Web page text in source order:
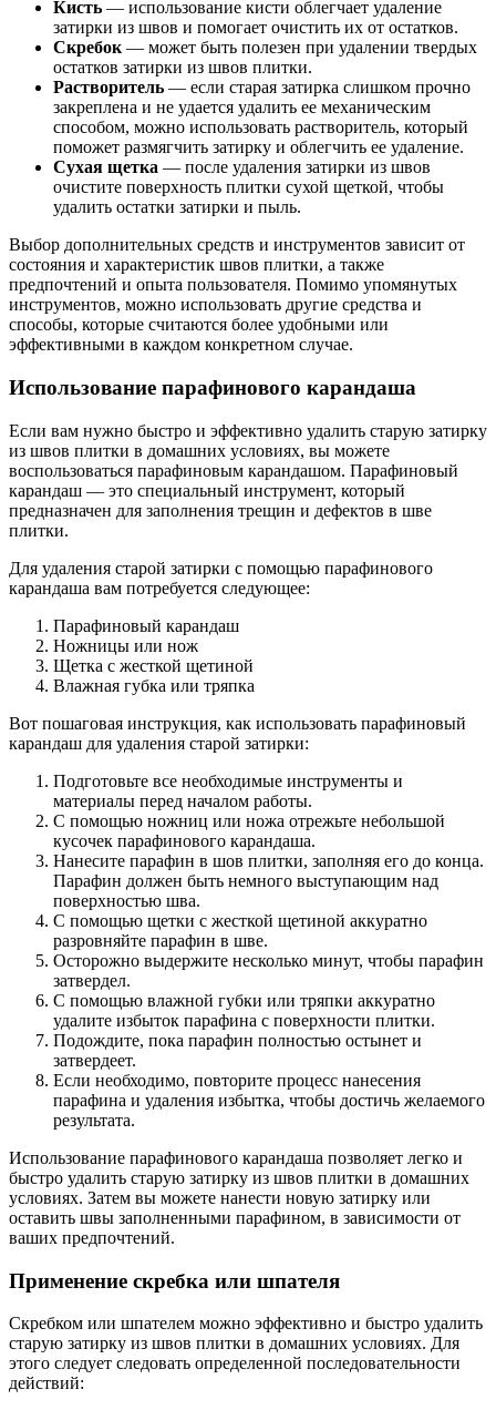
Кисть — использование кисти облегчает удаление
затирки из швов и помогает очистить их от остатков.
Скребок— может быть полезен при удалении твердых
остатков затирки из швов плитки.
Растворитель — если старая затирка слишком прочно
закреплена и не удается удалить ее механическим
способом, можно использовать растворитель, который
поможет размягчить затирку и облегчить ее удаление.
Сухая щетка — после удаления затирки из швов
очистите поверхность плитки сухой щеткой, чтобы
удалить остатки затирки и пыль.
Выбор дополнительных средств и инструментов зависит от
состояния и характеристик швов плитки, а также
предпочтений и опыта пользователя. Помимо упомянутых
инструментов, можно использовать другие средства и
способы, которые считаются более удобными или
эффективными в каждом конкретном случае.
Использование парафинового карандаша
Если вам нужно быстро и эффективно удалить старую затирку
из швов плитки в домашних условиях, вы можете
воспользоваться парафиновым карандашом. Парафиновый
карандаш — это специальный инструмент, который
предназначен для заполнения трещин и дефектов в шве
плитки.
Для удаления старой затирки с помощью парафинового
карандаша вам потребуется следующее:
Парафиновый карандаш
Ножницы или нож
Щетка с жесткой щетиной
Влажная губка или тряпка
Вот пошаговая инструкция, как использовать парафиновый
карандаш для удаления старой затирки:
Подготовьте все необходимые инструменты и
материалы перед началом работы.
С помощью ножниц или ножа отрежьте небольшой
кусочек парафинового карандаша.
Нанесите парафин в шов плитки, заполняя его до конца.
Парафин должен быть немного выступающим над
поверхностью шва.
С помощью щетки с жесткой щетиной аккуратно
разровняйте парафин в шве.
Осторожно выдержите несколько минут, чтобы парафин
затвердел.
С помощью влажной губки или тряпки аккуратно
удалите избыток парафина с поверхности плитки.
Подождите, пока парафин полностью остынет и
затвердеет.
Если необходимо, повторите процесс нанесения
парафина и удаления избытка, чтобы достичь желаемого
результата.
Использование парафинового карандаша позволяет легко и
быстро удалить старую затирку из швов плитки в домашних
условиях. Затем вы можете нанести новую затирку или
оставить швы заполненными парафином, в зависимости от
ваших предпочтений.
Применение скребка или шпателя
Скребком или шпателем можно эффективно и быстро удалить
старую затирку из швов плитки в домашних условиях. Для
этого следует следовать определенной последовательности
действий: